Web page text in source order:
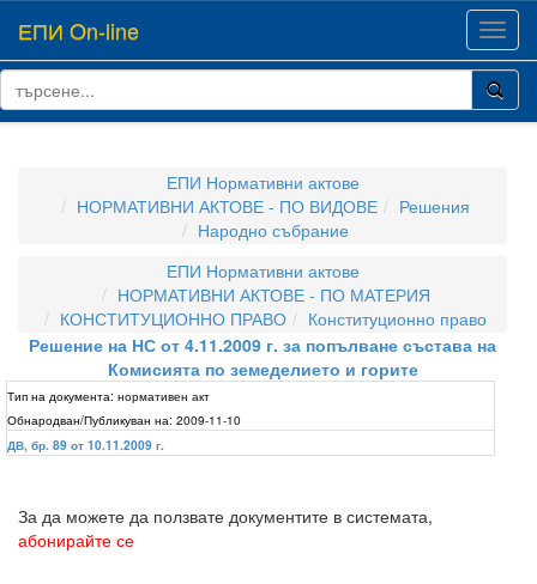
ЕПИ On-line
ЕПИ Нормативни актове
НОРМАТИВНИ АКТОВЕ - ПО ВИДОВЕ
Решения
Народно събрание
ЕПИ Нормативни актове
НОРМАТИВНИ АКТОВЕ - ПО МАТЕРИЯ
КОНСТИТУЦИОННО ПРАВО
Конституционно право
Решение на НС от 4.11.2009 г. за попълване състава на
Комисията по земеделието и горите
Тип на документа: нормативен акт
Обнародван/Публикуван на: 2009-11-10
ДВ, бр. 89 от 10.11.2009 г.
За да можете да ползвате документите в системата,
абонирайте се